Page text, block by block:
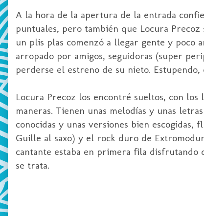
A la hora de la apertura de la entrada
puntuales, pero también que Locura
un plis plas comenzó a llegar gente y poco
arropado por amigos, seguidoras (super
perderse el estreno de su nieto.
Locura Precoz los encontré sueltos, con
maneras. Tienen unas melodías y unas
conocidas y unas versiones bien escogidas,
Guille al saxo) y el rock duro de
cantante estaba en primera fila disfrutando
se trata.